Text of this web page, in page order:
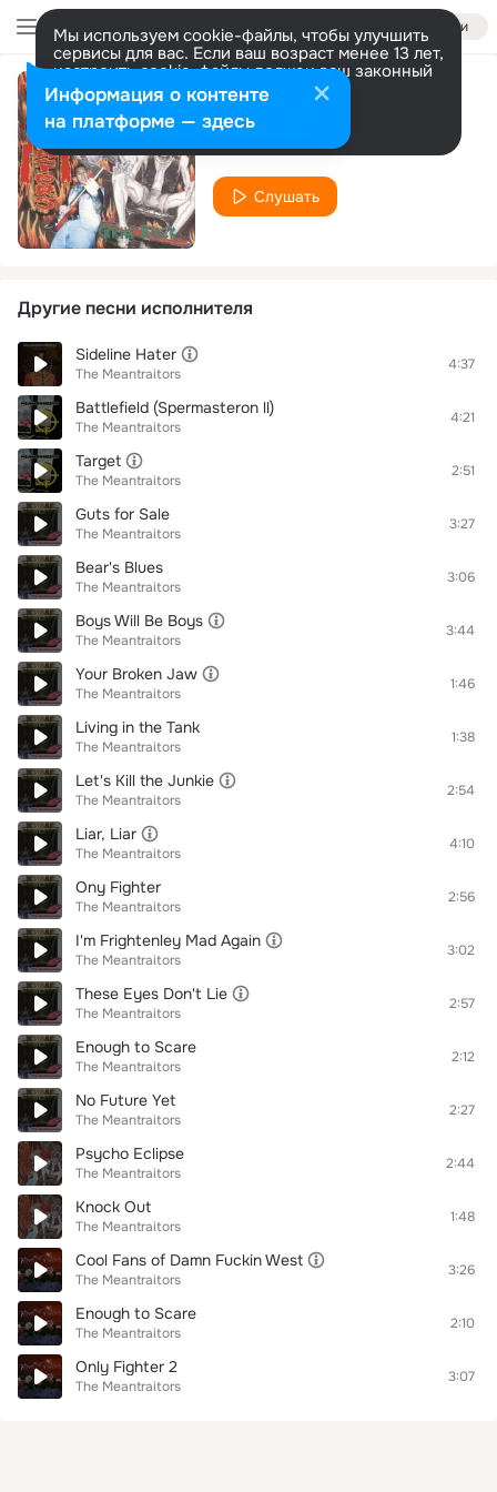
Войти
Мы используем cookie-файлы, чтобы улучшить
сервисы для вас. Если ваш возраст менее 13 лет,
настроить cookie-файлы должен ваш законный
представитель. Больше информации
Разрешить все Настроить
Grim Rock
The Meantraitors
Слушать
Другие песни исполнителя
Sideline Hater
The Meantraitors
4:37
Battlefield (Spermasteron ll)
The Meantraitors
4:21
Target
The Meantraitors
2:51
Guts for Sale
The Meantraitors
3:27
Bear's Blues
The Meantraitors
3:06
Boys Will Be Boys
The Meantraitors
3:44
Your Broken Jaw
The Meantraitors
1:46
Living in the Tank
The Meantraitors
1:38
Let's Kill the Junkie
The Meantraitors
2:54
Liar, Liar
The Meantraitors
4:10
Ony Fighter
The Meantraitors
2:56
I'm Frightenley Mad Again
The Meantraitors
3:02
These Eyes Don't Lie
The Meantraitors
2:57
Enough to Scarе
The Meantraitors
2:12
No Future Yet
The Meantraitors
2:27
Psycho Eclipse
The Meantraitors
2:44
Knock Out
The Meantraitors
1:48
Cool Fans of Damn Fuckin West
The Meantraitors
3:26
Enough to Scare
The Meantraitors
2:10
Only Fighter 2
The Meantraitors
3:07
Информация о контенте
на платформе — здесь